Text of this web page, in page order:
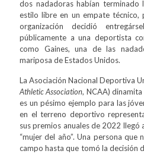
dos nadadoras habían
estilo libre en un empate
organización decidió
públicamente a una deportista
como Gaines, una de las
mariposa de Estados Unidos.
La Asociación Nacional Deportiva
Athletic Association, NCAA)
es un pésimo ejemplo para las
en el terreno deportivo
sus premios anuales de 2022 llegó
“mujer del año”. Una persona que
campo hasta que tomó la decisión